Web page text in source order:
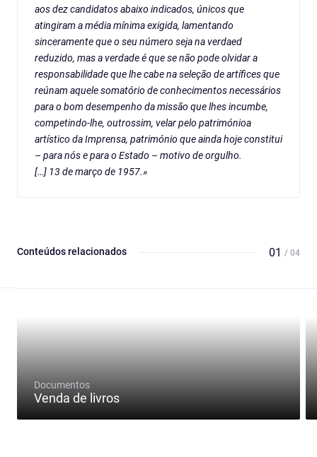
aos dez candidatos abaixo indicados, únicos que
atingiram a média mínima exigida, lamentando
sinceramente que o seu número seja na verdaed
reduzido, mas a verdade é que se não pode olvidar a
responsabilidade que lhe cabe na seleção de artífices que
reúnam aquele somatório de conhecimentos necessários
para o bom desempenho da missão que lhes incumbe,
competindo-lhe, outrossim, velar pelo patrimónioa
artístico da Imprensa, património que ainda hoje constitui
– para nós e para o Estado – motivo de orgulho.
[…] 13 de março de 1957.»
Conteúdos relacionados 01 / 04
Documentos
Venda de livros